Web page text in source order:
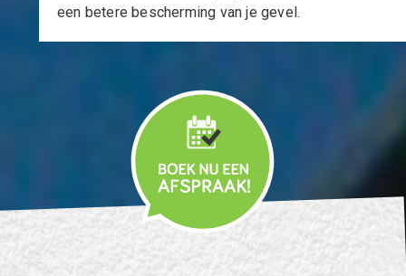
een betere bescherming van je gevel.